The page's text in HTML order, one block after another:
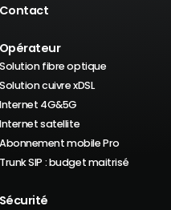
Contact
Opérateur
Solution fibre optique
Solution cuivre xDSL
Internet 4G&5G
Internet satellite
Abonnement mobile Pro
Trunk SIP : budget maitrisé
Sécurité